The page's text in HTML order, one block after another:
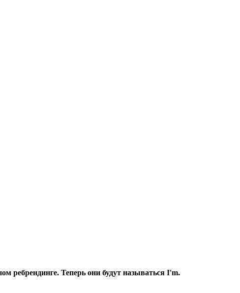
ребрендинге. Теперь они будут называться I'm.